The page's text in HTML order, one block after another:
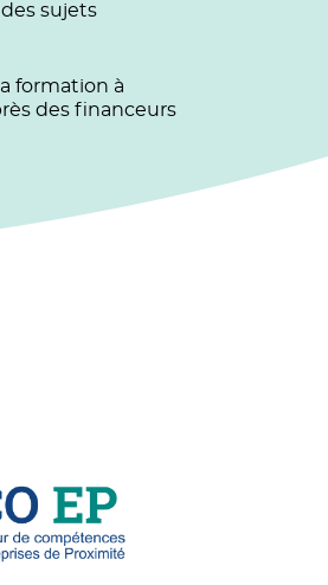
sujets
formation à
des financeurs